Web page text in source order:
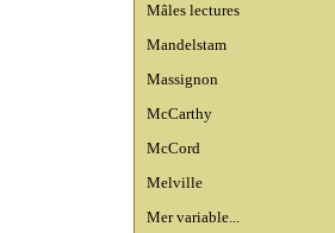
Mâles lectures
Mandelstam
Massignon
McCarthy
McCord
Melville
Mer variable...